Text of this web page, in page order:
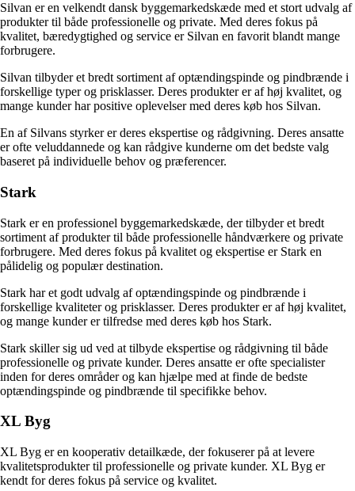
Silvan er en velkendt dansk byggemarkedskæde med et stort udvalg af
produkter til både professionelle og private. Med deres fokus på
kvalitet, bæredygtighed og service er Silvan en favorit blandt mange
forbrugere.
Silvan tilbyder et bredt sortiment af optændingspinde og pindbrænde i
forskellige typer og prisklasser. Deres produkter er af høj kvalitet, og
mange kunder har positive oplevelser med deres køb hos Silvan.
En af Silvans styrker er deres ekspertise og rådgivning. Deres ansatte
er ofte veluddannede og kan rådgive kunderne om det bedste valg
baseret på individuelle behov og præferencer.
Stark
Stark er en professionel byggemarkedskæde, der tilbyder et bredt
sortiment af produkter til både professionelle håndværkere og private
forbrugere. Med deres fokus på kvalitet og ekspertise er Stark en
pålidelig og populær destination.
Stark har et godt udvalg af optændingspinde og pindbrænde i
forskellige kvaliteter og prisklasser. Deres produkter er af høj kvalitet,
og mange kunder er tilfredse med deres køb hos Stark.
Stark skiller sig ud ved at tilbyde ekspertise og rådgivning til både
professionelle og private kunder. Deres ansatte er ofte specialister
inden for deres områder og kan hjælpe med at finde de bedste
optændingspinde og pindbrænde til specifikke behov.
XL Byg
XL Byg er en kooperativ detailkæde, der fokuserer på at levere
kvalitetsprodukter til professionelle og private kunder. XL Byg er
kendt for deres fokus på service og kvalitet.